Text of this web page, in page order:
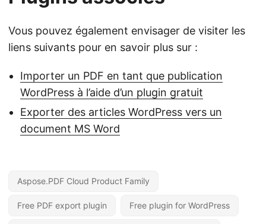
Vous pouvez également envisager de visiter les
liens suivants pour en savoir plus sur :
Importer un PDF en tant que publication
WordPress à l’aide d’un plugin gratuit
Exporter des articles WordPress vers un
document MS Word
Aspose.PDF Cloud Product Family
Free PDF export plugin Free plugin for WordPress